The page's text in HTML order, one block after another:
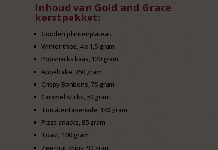
Inhoud van Gold and Grace
kerstpakket:
Gouden plantenplateau
Winter thee, 4 x 1,5 gram
Popsnacks kaas, 120 gram
Appelcake, 350 gram
Crispy Bonbons, 75 gram
Caramel sticks, 50 gram
Tomatentapenade, 140 gram
Pizza snacks, 85 gram
Toast, 100 gram
Zeezout chips, 90 gram